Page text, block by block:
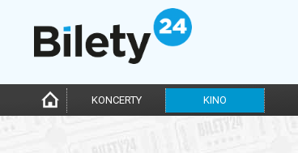
KONCERTY KINO